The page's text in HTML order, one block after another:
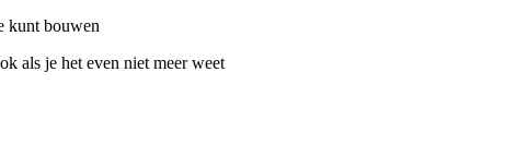
kunt bouwen
als je het even niet meer weet